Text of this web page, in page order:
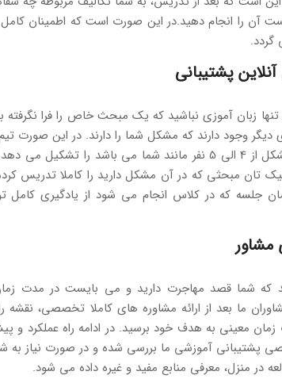
آن را انجام دهید.در این صورت است که اطمینان کامل
پشتیبانی
زبان آموزی نباشید که یک مبحث خاص را فرا نگرفته
وجود دارند که مشکل شما را دارند. در این صورت
عمدتا متشکل از 4 الی 5 نفر مانند شما می باشد را
تان مبحثی که در آن مشکل دارید را کاملا تدریس
جلسه که در کلاس انجام می شود از یادگیری
ما بعد از ارائه مشاوره های کاملا تخصصی، نقشه
معینی به هدف خود برسید. در ادامه راه عملکرد و
پشتیبانی آموزشی ما بررسی شده و در صورت نیاز به
در منزل، معرفی منابع مفید و غیره داده می شود.